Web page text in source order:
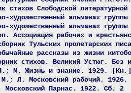
стихов Слободской
художественный альманах
художественный альманах
Ассоциация рабочих и
Тульских пролетарских
рассказы из жизни
стихов. Великий Устюг. Без
Л.; М. Жизнь и знание. 1929.
М.; Л. Московский рабочий.
Московский Парнас. 1922. Сб. 2